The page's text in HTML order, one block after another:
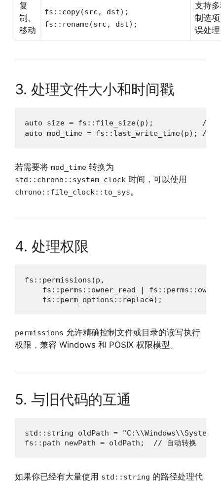
复
制、
移动
fs::copy(src, dst);
fs::rename(src, dst);
支持
制选
误处理
3. 处理文件大小和时间戳
auto size = fs::file_size(p);           // 文件
auto mod_time = fs::last_write_time(p); // 最后
若需要将 mod_time 转换为
std::chrono::system_clock 时间，可以使用
chrono::file_clock::to_sys。
4. 处理权限
fs::permissions(p,
fs::perms::owner_read |
    fs::perm_options::replace);
permissions 允许精确控制文件或目录的读写执行
权限，兼容 Windows 和 POSIX 权限模型。
5. 与旧代码的互通
std::string oldPath =
fs::path newPath = oldPath;  // 自动转换
如果你已经有大量使用 std::string 的路径处理代